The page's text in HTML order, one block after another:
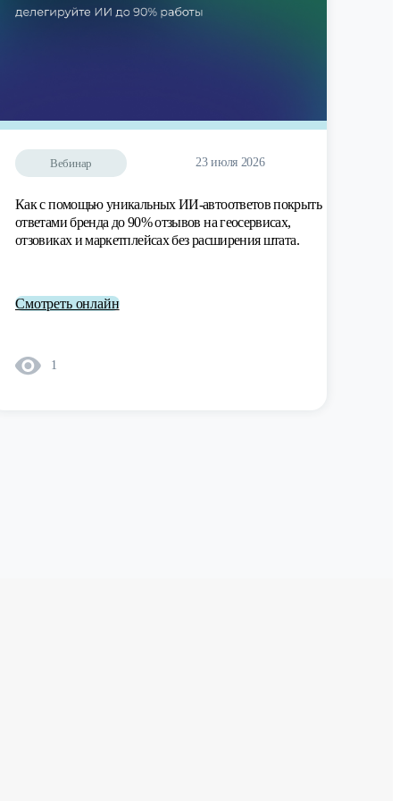
Вебинар 23 июля 2026
Как с помощью уникальных ИИ-автоответов покрыть
ответами бренда до 90% отзывов на геосервисах,
отзовиках и маркетплейсах без расширения штата.
Смотреть онлайн
1